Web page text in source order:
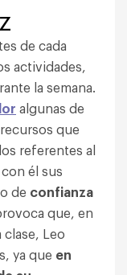
de cada
actividades,
la semana.
algunas de
que
referentes al
él sus
de confianza
que, en
Leo
ya que en